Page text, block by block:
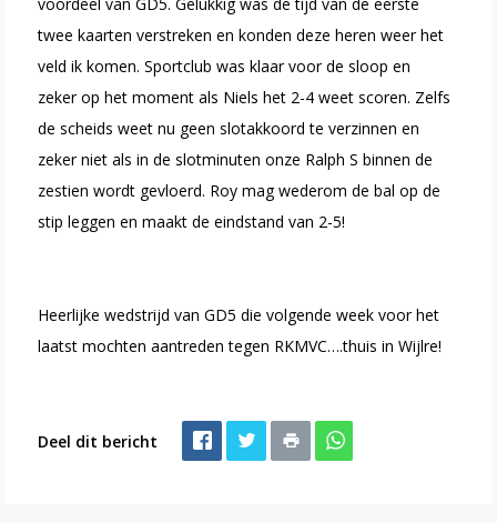
twee kaarten verstreken en konden deze heren weer het
veld ik komen. Sportclub was klaar voor de sloop en
zeker op het moment als Niels het 2-4 weet scoren. Zelfs
de scheids weet nu geen slotakkoord te verzinnen en
zeker niet als in de slotminuten onze Ralph S binnen de
zestien wordt gevloerd. Roy mag wederom de bal op de
stip leggen en maakt de eindstand van 2-5!
Heerlijke wedstrijd van GD5 die volgende week voor het
laatst mochten aantreden tegen RKMVC….thuis in Wijlre!
Deel dit bericht